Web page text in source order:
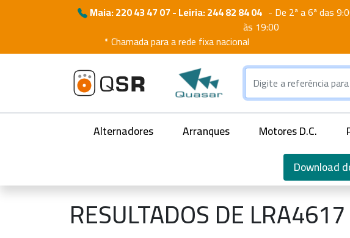
Maia: 220 43 47 07 - Leiria: 244 82 84 04 - De 2ª a 6ª das
às 19:00
* Chamada para a rede fixa nacional
Alternadores Arranques Motores D.C.
Download
RESULTADOS DE LRA4617